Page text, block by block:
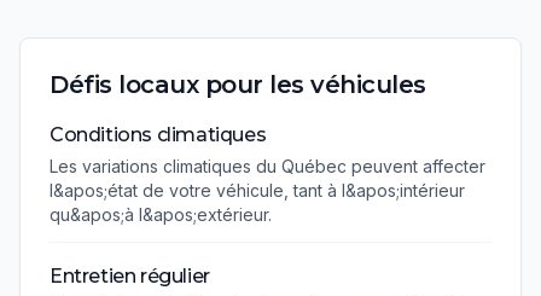
Défis locaux pour les véhicules
Conditions climatiques
Les variations climatiques du Québec peuvent affecter
l&apos;état de votre véhicule, tant à l&apos;intérieur
qu&apos;à l&apos;extérieur.
Entretien régulier